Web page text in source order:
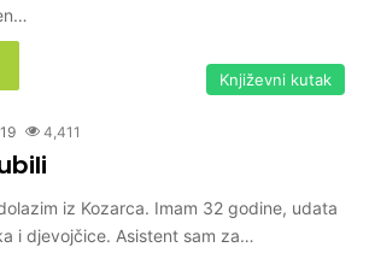
Književni kutak
4,411
iz Kozarca. Imam 32 godine, udata
i djevojčice. Asistent sam za…